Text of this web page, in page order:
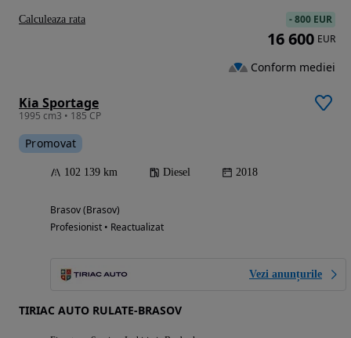
Kia Sportage
1995 cm3 • 185 CP
Promovat
102 139 km Diesel 2018
Brasov (Brasov)
Profesionist • Reactualizat
Vezi anunțurile
TIRIAC AUTO RULATE-BRASOV
-800 EUR
16 600 EUR
Conform mediei
Calculeaza rata